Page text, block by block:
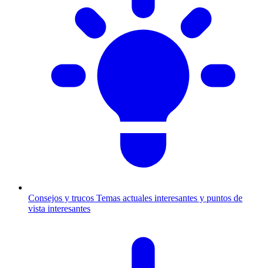
Consejos y trucos Temas actuales interesantes y puntos de
vista interesantes